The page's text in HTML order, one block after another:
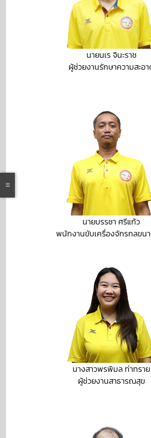
นายนเร จินะราช
ผู้ช่วยงานรักษาความสะอ
นายบรรชา ศรีแก้ว
พนักงานขับเครื่องจักรกลขนา
นางสาวพรพิมล ท่าทราย
ผู้ช่วยงานสาธารณสุข